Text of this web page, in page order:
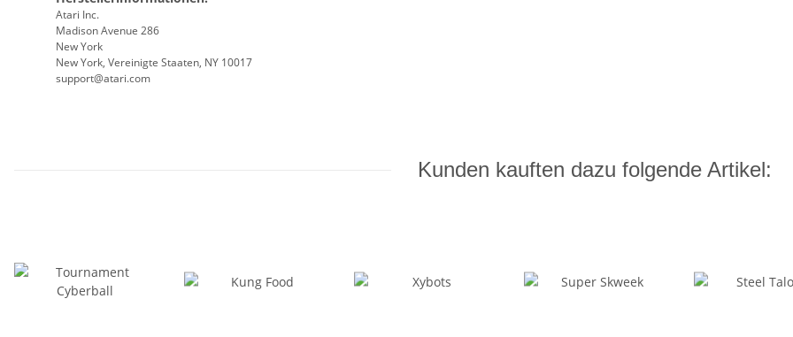
Atari Inc.
Madison Avenue 286
New York
New York, Vereinigte Staaten, NY 10017
support@atari.com
Kunden kauften dazu folgende Artikel: